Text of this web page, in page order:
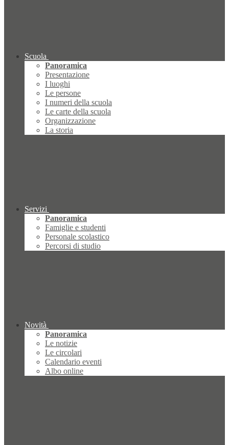
Scuola
Panoramica
Presentazione
I luoghi
Le persone
I numeri della scuola
Le carte della scuola
Organizzazione
La storia
Servizi
Panoramica
Famiglie e studenti
Personale scolastico
Percorsi di studio
Novità
Panoramica
Le notizie
Le circolari
Calendario eventi
Albo online